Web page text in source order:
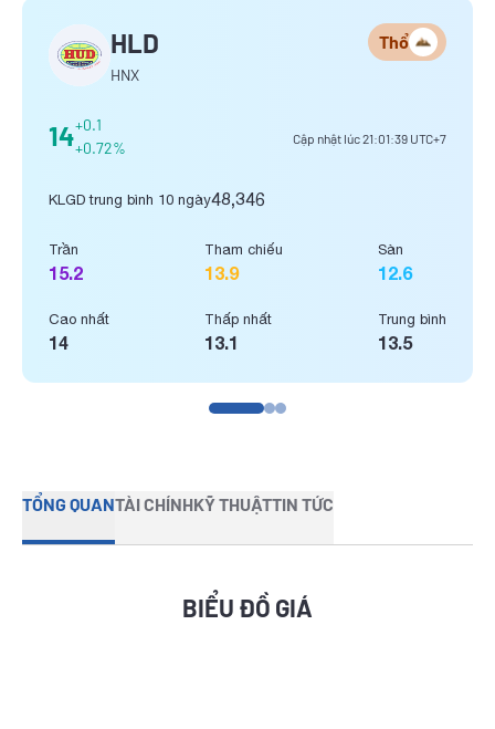
HLD
HNX
Thổ
14+0.1
+0.72%
Cập nhật lúc21:01:39 UTC+7
KLGD trung bình 10 ngày48,346
Trần
15.2
Cao nhất
14
Tham chiếu
13.9
Thấp nhất
13.1
Sàn
12.6
Trung bình
13.5
TỔNG QUANTÀI CHÍNHKỸ THUẬTTIN TỨC
BIỂU ĐỒ GIÁ